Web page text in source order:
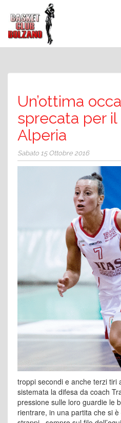
Un’ottima
sprecata per
Alperia
Sabato 15 Ottobre 2016
troppi secondi e anche terzi
sistemata la difesa da coach
pressione sulle loro guardie le
rientrare, in una partita che si